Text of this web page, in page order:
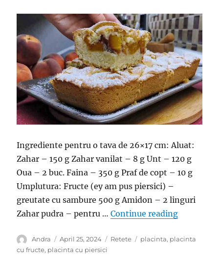
Ingrediente pentru o tava de 26×17 cm: Aluat:
Zahar – 150 g Zahar vanilat – 8 g Unt – 120 g
Oua – 2 buc. Faina – 350 g Praf de copt – 10 g
Umplutura: Fructe (ey am pus piersici) –
greutate cu sambure 500 g Amidon – 2 linguri
Zahar pudra – pentru …Continue reading“Placinta
Author
Andra
Posted
on
April 25, 2024 Categories
Retete Tags
placinta, placinta
cu fructe, placinta cu piersici